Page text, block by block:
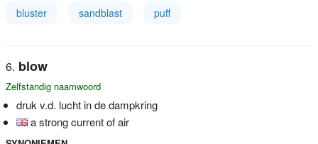
bluster sandblast puff
blow
Zelfstandig naamwoord
druk v.d. lucht in de dampkring
a strong current of air